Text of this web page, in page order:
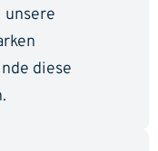
unsere
diese